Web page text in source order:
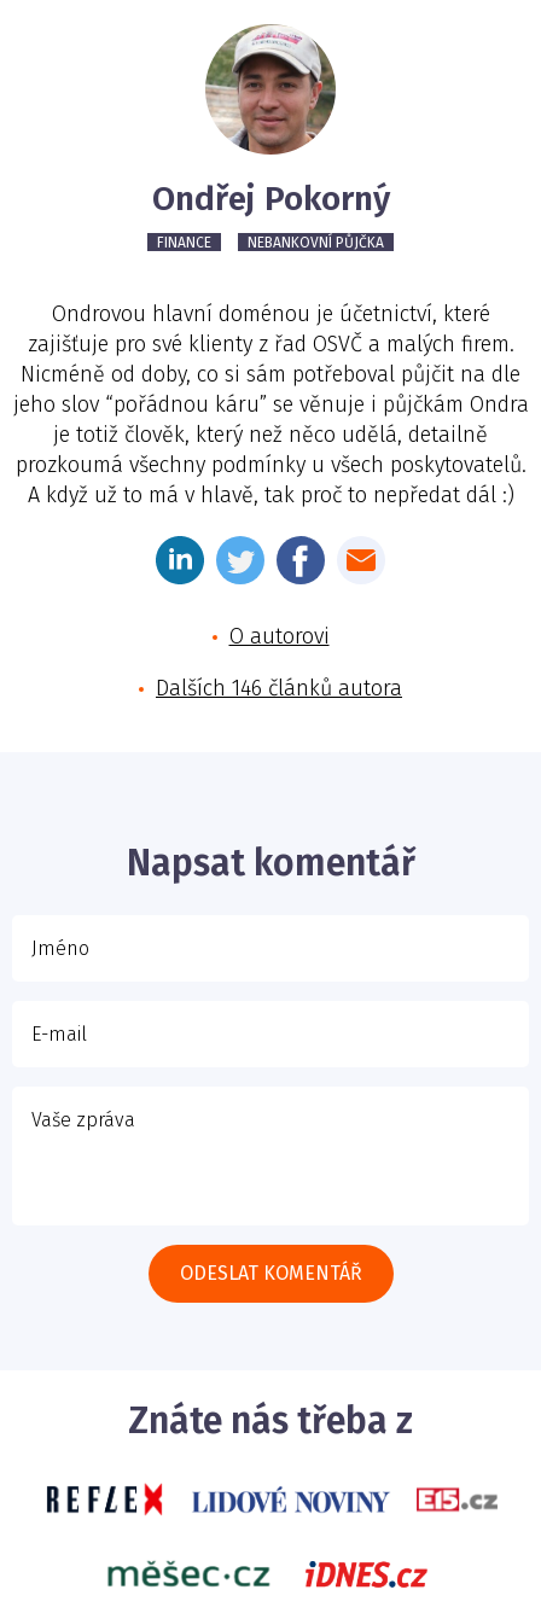
Ondřej Pokorný
FINANCE NEBANKOVNÍ PŮJČKA
Ondrovou hlavní doménou je účetnictví, které
zajišťuje pro své klienty z řad OSVČ a malých firem.
Nicméně od doby, co si sám potřeboval půjčit na dle
jeho slov “pořádnou káru” se věnuje i půjčkám Ondra
je totiž člověk, který než něco udělá, detailně
prozkoumá všechny podmínky u všech poskytovatelů.
A když už to má v hlavě, tak proč to nepředat dál :)
O autorovi
Dalších 146 článků autora
Napsat komentář
Znáte nás třeba z